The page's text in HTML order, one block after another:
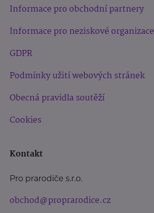
Informace pro obchodní partnery
Informace pro neziskové organizace
GDPR
Podmínky užití webových stránek
Obecná pravidla soutěží
Cookies
Kontakt
Pro prarodiče s.r.o.
obchod@proprarodice.cz